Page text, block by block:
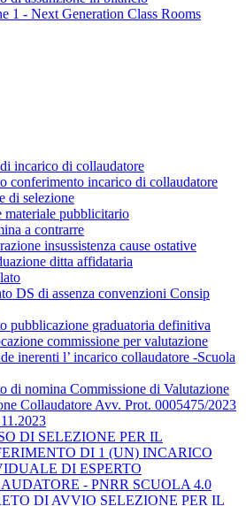
1 - Next Generation Class Rooms
incarico di collaudatore
conferimento incarico di collaudatore
di selezione
materiale pubblicitario
a contrarre
insussistenza cause ostative
ditta affidataria
DS di assenza convenzioni Consip
pubblicazione graduatoria definitiva
commissione per valutazione
inerenti l’ incarico collaudatore -Scuola
di nomina Commissione di Valutazione
Collaudatore Avv. Prot. 0005475/2023
DI SELEZIONE PER IL
DI 1 (UN) INCARICO
DI ESPERTO
- PNRR SCUOLA 4.0
DI AVVIO SELEZIONE PER IL